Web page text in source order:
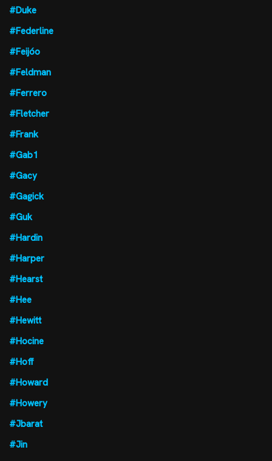
#Duke
#Federline
#Feijóo
#Feldman
#Ferrero
#Fletcher
#Frank
#Gab1
#Gacy
#Gagick
#Guk
#Hardin
#Harper
#Hearst
#Hee
#Hewitt
#Hocine
#Hoff
#Howard
#Howery
#Jbarat
#Jin